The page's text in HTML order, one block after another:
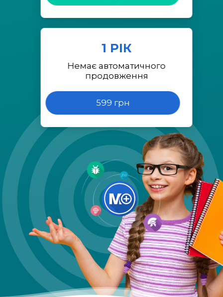
1 РІК
Немає автоматичного
продовження
599 грн